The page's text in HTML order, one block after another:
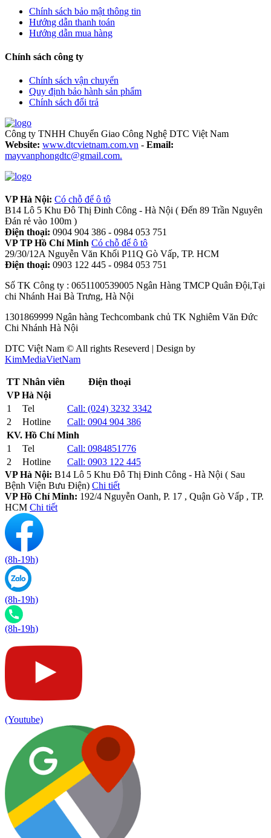
Chính sách bảo mật thông tin
Hướng dẫn thanh toán
Hướng dẫn mua hàng
Chính sách công ty
Chính sách vận chuyển
Quy định bảo hành sản phẩm
Chính sách đổi trả
Công ty TNHH Chuyển Giao Công Nghệ DTC Việt Nam
Website: www.dtcvietnam.com.vn - Email:
mayvanphongdtc@gmail.com.
VP Hà Nội: Có chỗ để ô tô
B14 Lô 5 Khu Đô Thị Đinh Công - Hà Nội ( Đến 89 Trần Nguyên
Đán rẻ vào 100m )
Điện thoại: 0904 904 386 - 0984 053 751
VP TP Hồ Chí Minh Có chỗ để ô tô
29/30/12A Nguyễn Văn Khối P11Q Gò Vấp, TP. HCM
Điện thoại: 0903 122 445 - 0984 053 751
Số TK Công ty : 0651100539005 Ngân Hàng TMCP Quân Đội,Tại
chi Nhánh Hai Bà Trưng, Hà Nội
1301869999 Ngân hàng Techcombank chủ TK Nghiêm Văn Đức
Chi Nhánh Hà Nội
DTC Việt Nam © All rights Reseverd | Design by
KimMediaVietNam
TT Nhân viên
Điện thoại
VP Hà Nội
1
Tel Call: (024) 3232 3342
2
Hotline Call: 0904 904 386
KV. Hồ Chí Minh
1
Tel Call: 0984851776
2
Hotline Call: 0903 122 445
VP Hà Nội: B14 Lô 5 Khu Đô Thị Đinh Công - Hà Nội ( Sau
Bệnh Viện Bưu Điện) Chi tiết
VP Hồ Chí Minh: 192/4 Nguyễn Oanh, P. 17 , Quận Gò Vấp , TP.
HCM Chi tiết
(8h-19h)
(8h-19h)
(8h-19h)
(Youtube)